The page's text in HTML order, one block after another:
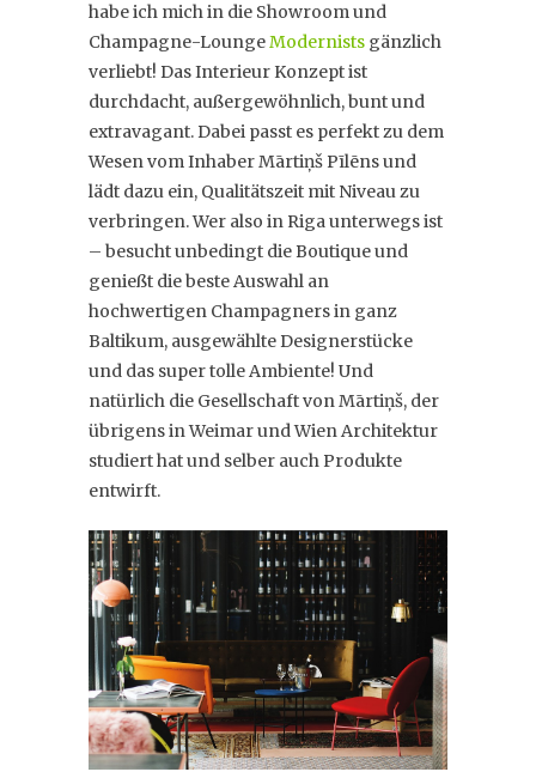
habe ich mich in die Showroom und
Champagne-LoungeModernists gänzlich
verliebt! Das Interieur Konzept ist
durchdacht, außergewöhnlich, bunt und
extravagant. Dabei passt es perfekt zu dem
Wesen vom Inhaber Mārtiņš Pīlēns und
lädt dazu ein, Qualitätszeit mit Niveau zu
verbringen. Wer also in Riga unterwegs ist
– besucht unbedingt die Boutique und
genießt die beste Auswahl an
hochwertigen Champagners in ganz
Baltikum, ausgewählte Designerstücke
und das super tolle Ambiente! Und
natürlich die Gesellschaft von Mārtiņš, der
übrigens in Weimar und Wien Architektur
studiert hat und selber auch Produkte
entwirft.